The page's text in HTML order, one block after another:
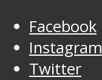
Facebook
Instagram
Twitter